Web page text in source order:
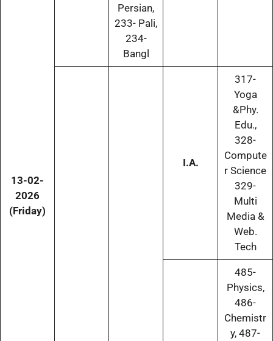
13-02-
2026
(Friday)
Persian,
233- Pali,
234-
Bangl
I.A.
317-
Yoga
&Phy.
Edu.,
328-
Compute
r Science
329-
Multi
Media &
Web.
Tech
485-
Physics,
486-
Chemistr
y, 487-